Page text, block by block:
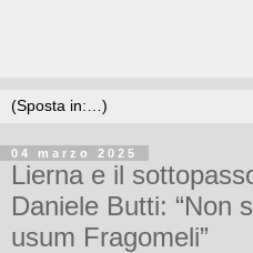
04 marzo 2025
Lierna e il
Daniele Butti: “Non
usum Fragomeli”